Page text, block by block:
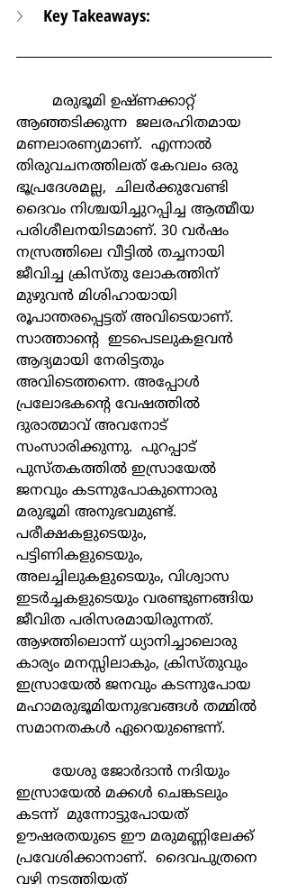
Key Takeaways:
ആഞ്ഞടിക്കുന്ന  ജലരഹിതമായ
മണലാരണ്യമാണ്.  എന്നാല്‍
തിരുവചനത്തിലത് കേവലം ഒരു
ഭൂപ്രദേശമല്ല,  ചിലര്‍ക്കുവേണ്ടി
ദൈവം നിശ്ചയിച്ചുറപ്പിച്ച ആത്മീയ
പരിശീലനയിടമാണ്. 30 വര്‍ഷം
നസ്രത്തിലെ വീട്ടില്‍ തച്ചനായി
ജീവിച്ച ക്രിസ്തു ലോകത്തിന്
മുഴുവന്‍ മിശിഹായായി
രൂപാന്തരപ്പെട്ടത് അവിടെയാണ്.
സാത്താന്‍റെ  ഇടപെടലുകളവന്‍
ആദ്യമായി നേരിട്ടതും
അവിടെത്തന്നെ. അപ്പോള്‍
പ്രലോഭകന്‍റെ വേഷത്തില്‍
ദുരാത്മാവ് അവനോട്
സംസാരിക്കുന്നു.  പുറപ്പാട്
പുസ്തകത്തില്‍ ഇസ്രായേല്‍
ജനവും കടന്നുപോകുന്നൊരു
മരുഭൂമി അനുഭവമുണ്ട്.
പരീക്ഷകളുടെയും,
പട്ടിണികളുടെയും,
അലച്ചിലുകളുടെയും, വിശ്വാസ
ഇടര്‍ച്ചകളുടെയും വരണ്ടുണങ്ങിയ
ജീവിത പരിസരമായിരുന്നത്.
ആഴത്തിലൊന്ന് ധ്യാനിച്ചാലൊരു
കാര്യം മനസ്സിലാകും, ക്രിസ്തുവും
ഇസ്രായേല്‍ ജനവും കടന്നുപോയ
മഹാമരുഭൂമിയനുഭവങ്ങള്‍ തമ്മില്‍
സമാനതകള്‍ ഏറെയുണ്ടെന്ന്.
ഇസ്രായേല്‍ മക്കള്‍ ചെങ്കടലും
കടന്ന്  മുന്നോട്ടുപോയത്
ഊഷരതയുടെ ഈ മരുമണ്ണിലേക്ക്
പ്രവേശിക്കാനാണ്.  ദൈവപുത്രനെ
വഴി നടത്തിയത്